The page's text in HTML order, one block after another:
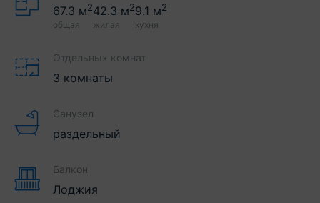
67.3 м2
общая
42.3 м2
жилая
9.1 м2
кухня
Отдельных комнат
3 комнаты
Санузел
раздельный
Балкон
Лоджия